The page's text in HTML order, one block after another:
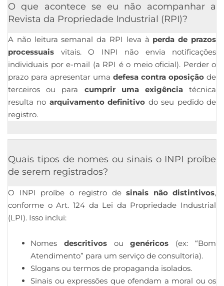
O que acontece se eu não acompanhar a
Revista da Propriedade Industrial (RPI)?
A não leitura semanal da RPI leva à perda de prazos
processuais vitais. O INPI não envia notificações
individuais por e-mail (a RPI é o meio oficial). Perder o
prazo para apresentar uma defesa contra oposição de
terceiros ou para cumprir uma exigênciatécnica
resulta no arquivamento definitivo do seu pedido de
registro.
Quais tipos de nomes ou sinais o INPI proíbe
de serem registrados?
O INPI proíbe o registro de sinais não distintivos,
conforme o Art. 124 da Lei da Propriedade Industrial
(LPI). Isso inclui:
Nomes descritivosougenéricos (ex: “Bom
Atendimento” para um serviço de consultoria).
Slogans ou termos de propaganda isolados.
Sinais ou expressões que ofendam a moral ou os